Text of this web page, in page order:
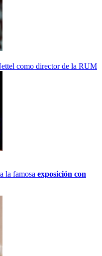
como director de la RUM
la famosa exposición con